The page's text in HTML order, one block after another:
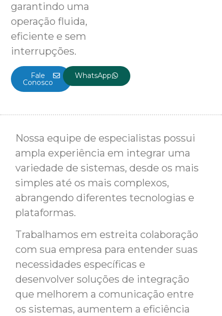
garantindo uma
operação fluida,
eficiente e sem
interrupções.
Fale
Conosco
WhatsApp
Nossa equipe de especialistas possui
ampla experiência em integrar uma
variedade de sistemas, desde os mais
simples até os mais complexos,
abrangendo diferentes tecnologias e
plataformas.
Trabalhamos em estreita colaboração
com sua empresa para entender suas
necessidades específicas e
desenvolver soluções de integração
que melhorem a comunicação entre
os sistemas, aumentem a eficiência